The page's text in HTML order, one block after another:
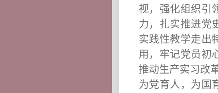
视，强化组织引
力，扎实推进党
实践性教学走出
用，牢记党员初
推动生产实习改
为党育人，为国